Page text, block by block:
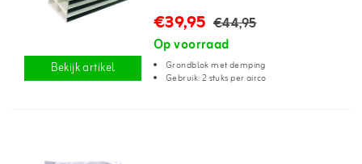
Bekijk artikel
€39,95 €44,95
Op voorraad
Grondblok met demping
Gebruik: 2 stuks per airco